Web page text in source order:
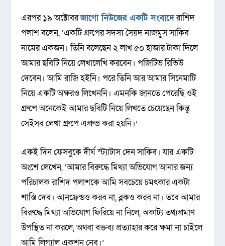
এরপর ১৯ অক্টোবরজাগো নিউজের একটি সংবাদেরাশিদ
পলাশ বলেন, ‘একটি গ্রুপের সদস্য সৈয়দ নাজমুস সাকিব
নামের একজন। তিনি বলেছেন ২ লাখ ৫০ হাজার টাকা দিলে
আমার ছবিটি নিয়ে লেখালেখি করবেন। পজিটিভ রিভিউ
দেবেন। আমি রাজি হইনি। পরে তিনি আর আমার সিনেমাটি
নিয়ে একটি অক্ষরও লিখেননি। এমনকি জানতে পেরেছি ওই
গ্রুপে অনেকেই আমার ছবিটি নিয়ে লিখতে চেয়েছেন কিন্তু
সেইসব লেখা গ্রুপে এপ্রুভ করা হয়নি।’
একই দিন ফেসবুকে দীর্ঘ স্ট্যাটাস দেন সাকিব। যার একটি
অংশে লেখেন, ‘আমার বিরুদ্ধে মিথ্যা অভিযোগ আনার জন্য
পরিচালক রাশিদ পলাশকে আমি সবচেয়ে চমৎকার একটা
শাস্তি দেব। আনফ্রেন্ডও করব না, ব্লকও করব না। তবে আমার
বিরুদ্ধে মিথ্যা অভিযোগ ফিরিয়ে না নিলে, অকাট্য তথ্যপ্রমাণ
উপস্থিত না করলে, অথবা বক্তব্য প্রত্যাহার করে ক্ষমা না চাইলে
আমি লিগ্যাল একশন নেব।’